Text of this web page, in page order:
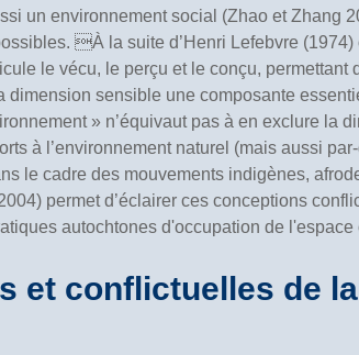
un environnement social (Zhao et Zhang
À la suite d’Henri Lefebvre
le vécu, le perçu et le conçu,
sensible une composante
» n’équivaut pas à en exclure la
à l’environnement naturel (mais aussi
le cadre des mouvements indigènes,
permet d’éclairer ces conceptions
autochtones d'occupation de
et conflictuelles de